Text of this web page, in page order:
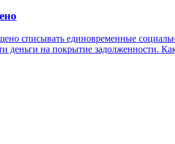
списывать единовременные
деньги на покрытие задолженности.